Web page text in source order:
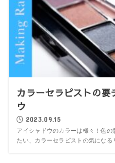
カラーセラピストの
ウ
2023.09.15
アイシャドウのカラーは様々！色
たい、カラーセラピストの気になる